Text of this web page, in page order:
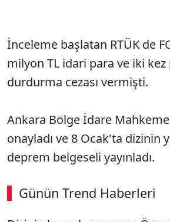
İnceleme başlatan RTÜK de
milyon TL idari para ve iki
durdurma cezası vermişti.
Ankara Bölge İdare
onayladı ve 8 Ocak'ta dizinin
deprem belgeseli yayınladı.
Günün Trend Haberleri
00:03 / 02:14